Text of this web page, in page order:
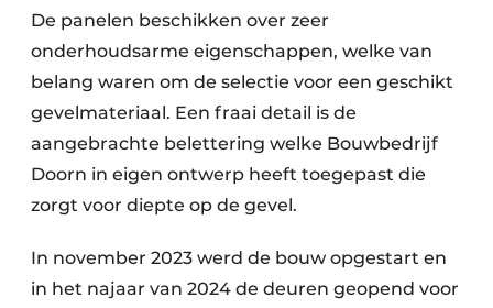
De panelen beschikken over zeer
onderhoudsarme eigenschappen, welke van
belang waren om de selectie voor een geschikt
gevelmateriaal. Een fraai detail is de
aangebrachte belettering welke Bouwbedrijf
Doorn in eigen ontwerp heeft toegepast die
zorgt voor diepte op de gevel.
In november 2023 werd de bouw opgestart en
in het najaar van 2024 de deuren geopend voor